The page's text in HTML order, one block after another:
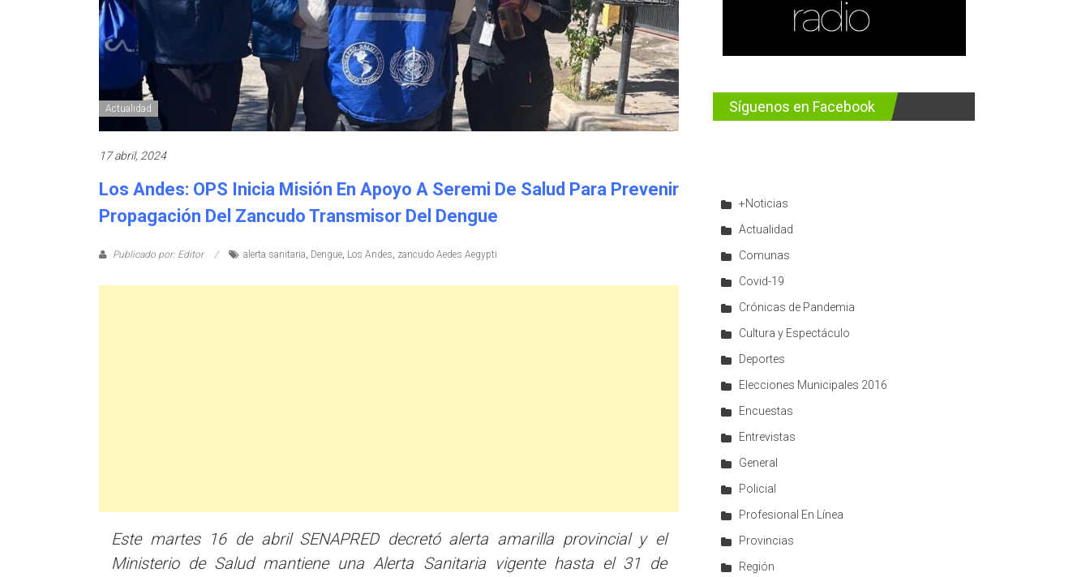
Actualidad
17 abril, 2024
Los Andes: OPS Inicia Misión En Apoyo A Seremi De Salud Para Prevenir
Propagación Del Zancudo Transmisor Del Dengue
Publicado por: Editor alerta sanitaria, Dengue, Los Andes, zancudo Aedes Aegypti
Este martes 16 de abril SENAPRED decretó alerta amarilla provincial y el
Ministerio de Salud mantiene una Alerta Sanitaria vigente hasta el 31 de
Síguenos en Facebook
+Noticias
Actualidad
Comunas
Covid-19
Crónicas de Pandemia
Cultura y Espectáculo
Deportes
Elecciones Municipales 2016
Encuestas
Entrevistas
General
Policial
Profesional En Línea
Provincias
Región